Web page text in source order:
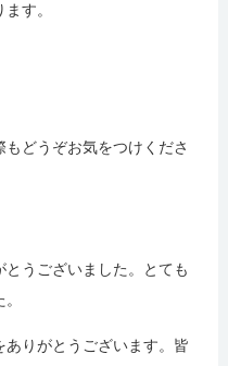
す。
どうぞお気をつけくださ
うございました。とても
りがとうございます。皆